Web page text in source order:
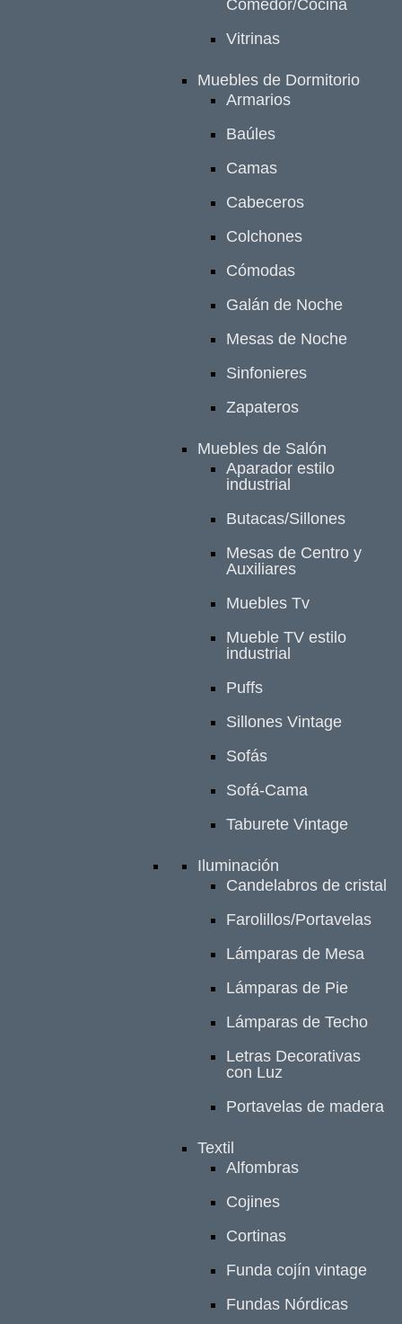
Comedor/Cocina
Vitrinas
Muebles de Dormitorio
Armarios
Baúles
Camas
Cabeceros
Colchones
Cómodas
Galán de Noche
Mesas de Noche
Sinfonieres
Zapateros
Muebles de Salón
Aparador estilo
industrial
Butacas/Sillones
Mesas de Centro y
Auxiliares
Muebles Tv
Mueble TV estilo
industrial
Puffs
Sillones Vintage
Sofás
Sofá-Cama
Taburete Vintage
Iluminación
Candelabros de cristal
Farolillos/Portavelas
Lámparas de Mesa
Lámparas de Pie
Lámparas de Techo
Letras Decorativas
con Luz
Portavelas de madera
Textil
Alfombras
Cojines
Cortinas
Funda cojín vintage
Fundas Nórdicas